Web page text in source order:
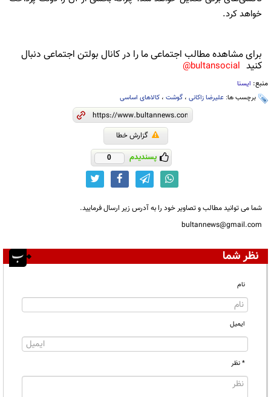
خواهد کرد.
برای مشاهده مطالب اجتماعی ما را در کانال بولتن اجتماعی دنبال
کنید bultansocial@
منبع: ایسنا
برچسب ها: علیرضا زاکانی ، گوشت ، کالاهای اساسی
گزارش خطا
پسندیدم 0
شما می توانید مطالب و تصاویر خود را به آدرس زیر ارسال فرمایید.
bultannews@gmail.com
نظر شما
نام
ایمیل
* نظر